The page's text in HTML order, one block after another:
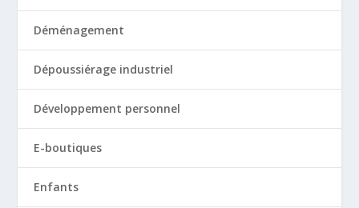
Déménagement
Dépoussiérage industriel
Développement personnel
E-boutiques
Enfants